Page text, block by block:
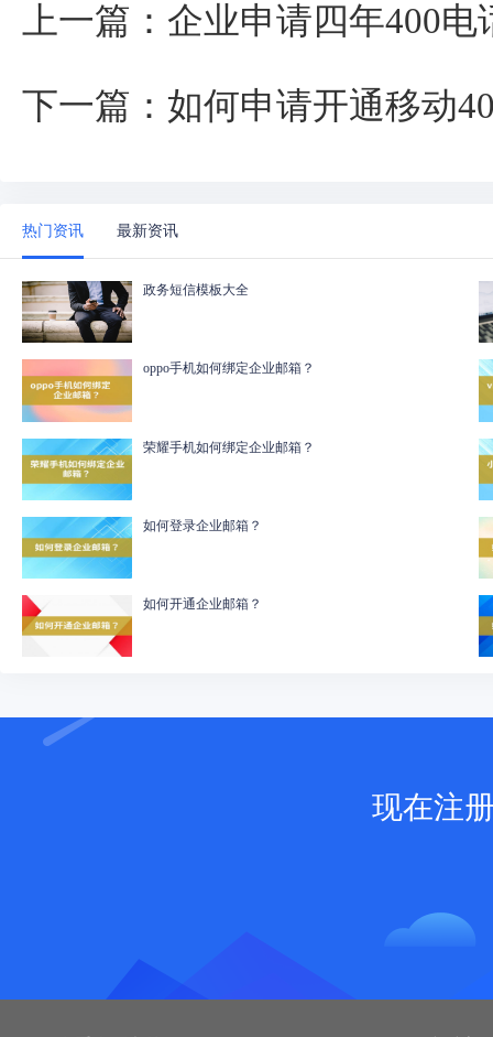
上一篇：企业申请四年400
下一篇：如何申请开通移动
热门资讯 最新资讯
政务短信模板大全
oppo手机如何绑定企业邮箱？
荣耀手机如何绑定企业邮箱？
如何登录企业邮箱？
如何开通企业邮箱？
现在注